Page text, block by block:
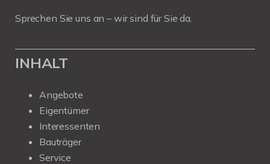
Sprechen Sie uns an – wir sind für Sie da.
INHALT
Angebote
Eigentümer
Interessenten
Bauträger
Service